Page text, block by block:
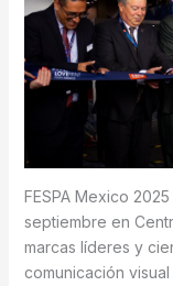
FESPA Mexico
septiembre en
marcas líderes y
comunicación